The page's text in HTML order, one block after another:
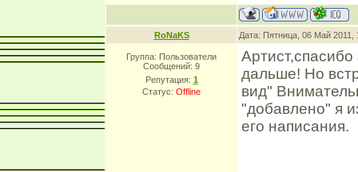
RoNaKS Дата: Пятница, 06 Май
Группа: Пользователи
Сообщений: 9
Репутация: 1
Статус: Offline
Артист,спасибо
дальше! Но
вид"
"добавлено" я
его написания.